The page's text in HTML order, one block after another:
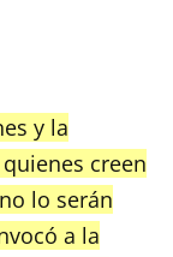
y la
creen
lo serán
a la